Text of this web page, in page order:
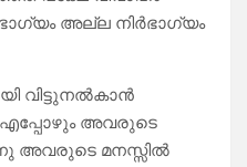
അല്ല നിർഭാഗ്യം
വിട്ടുനൽകാൻ
എപ്പോഴും അവരുടെ
അവരുടെ മനസ്സിൽ